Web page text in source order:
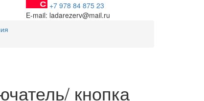
+7 978 84 875 23
E-mail: ladarezerv@mail.ru
кнопка